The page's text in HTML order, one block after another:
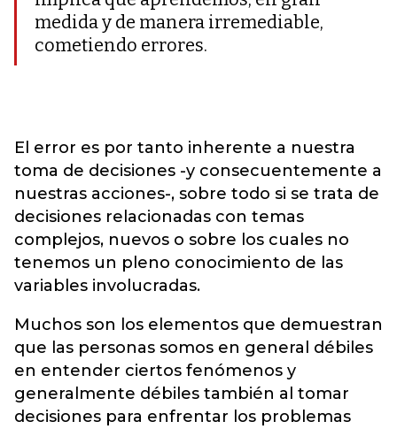
medida y de manera irremediable,
cometiendo errores.
El error es por tanto inherente a nuestra
toma de decisiones -y consecuentemente a
nuestras acciones-, sobre todo si se trata de
decisiones relacionadas con temas
complejos, nuevos o sobre los cuales no
tenemos un pleno conocimiento de las
variables involucradas.
Muchos son los elementos que demuestran
que las personas somos en general débiles
en entender ciertos fenómenos y
generalmente débiles también al tomar
decisiones para enfrentar los problemas